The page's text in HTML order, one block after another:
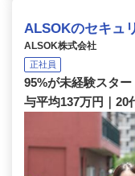
ALSOKのセキュ
ALSOK株式会社
正社員
95%が未経験スタ
与平均137万円｜20